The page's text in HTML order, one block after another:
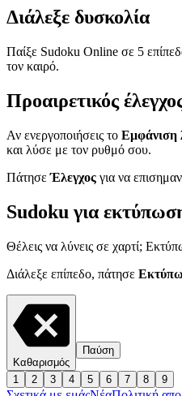
Διάλεξε δυσκολία
Παίξε Sudoku Online σε 5
τον καιρό.
Προαιρετικός
Αν ενεργοποιήσεις το Εμφάνιση
και λύσε με τον ρυθμό σου.
ΠάτησεΈλεγχος για να
Sudoku για
Θέλεις να λύνεις σε χαρτί;
Διάλεξε επίπεδο, πάτησε
Καθαρισμός
Παύση
1 2 3 4 5 6 7 8 9